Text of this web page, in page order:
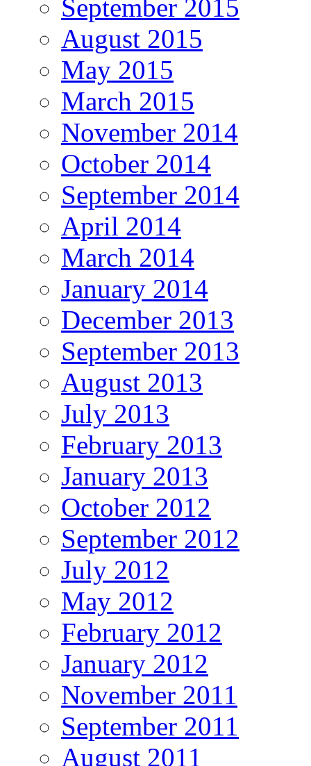
September 2015
August 2015
May 2015
March 2015
November 2014
October 2014
September 2014
April 2014
March 2014
January 2014
December 2013
September 2013
August 2013
July 2013
February 2013
January 2013
October 2012
September 2012
July 2012
May 2012
February 2012
January 2012
November 2011
September 2011
August 2011